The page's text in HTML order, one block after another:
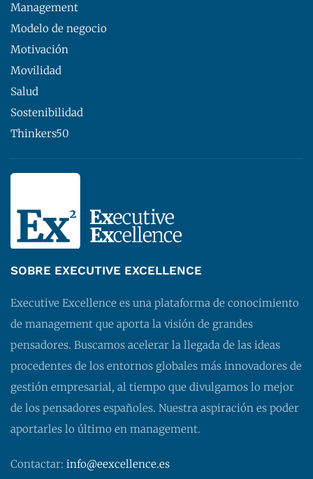
Management
Modelo de negocio
Motivación
Movilidad
Salud
Sostenibilidad
Thinkers50
SOBRE EXECUTIVE EXCELLENCE
Executive Excellence es una plataforma de conocimiento
de management que aporta la visión de grandes
pensadores. Buscamos acelerar la llegada de las ideas
procedentes de los entornos globales más innovadores de
gestión empresarial, al tiempo que divulgamos lo mejor
de los pensadores españoles. Nuestra aspiración es poder
aportarles lo último en management.
Contactar: info@eexcellence.es